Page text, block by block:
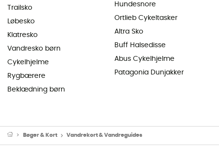
Trailsko
Løbesko
Klatresko
Vandresko børn
Cykelhjelme
Rygbærere
Beklædning børn
Hundesnore
Ortlieb Cykeltasker
Altra Sko
Buff Halsedisse
Abus Cykelhjelme
Patagonia Dunjakker
Bøger & Kort Vandrekort & Vandreguides